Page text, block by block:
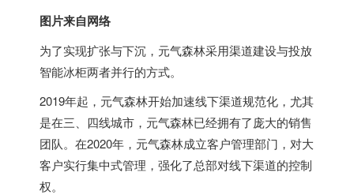
图片来自网络
为了实现扩张与下沉，元气森林采用渠道建设与投放
智能冰柜两者并行的方式。
2019年起，元气森林开始加速线下渠道规范化，尤其
是在三、四线城市，元气森林已经拥有了庞大的销售
团队。在2020年，元气森林成立客户管理部门，对大
客户实行集中式管理，强化了总部对线下渠道的控制
权。